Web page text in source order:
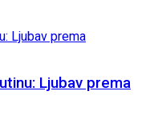
Ljubav prema